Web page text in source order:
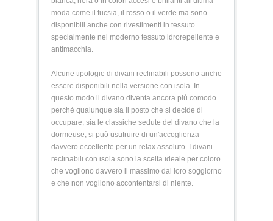
moda come il fucsia, il rosso o il verde ma sono
disponibili anche con rivestimenti in tessuto
specialmente nel moderno tessuto idrorepellente e
antimacchia.
Alcune tipologie di divani reclinabili possono anche
essere disponibili nella versione con isola. In
questo modo il divano diventa ancora più comodo
perchè qualunque sia il posto che si decide di
occupare, sia le classiche sedute del divano che la
dormeuse, si può usufruire di un'accoglienza
davvero eccellente per un relax assoluto. I divani
reclinabili con isola sono la scelta ideale per coloro
che vogliono davvero il massimo dal loro soggiorno
e che non vogliono accontentarsi di niente.